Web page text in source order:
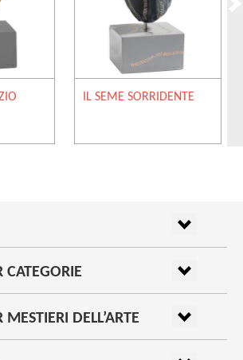
IL SEME SORRIDENTE
CATEGORIE
MESTIERI DELL’ARTE